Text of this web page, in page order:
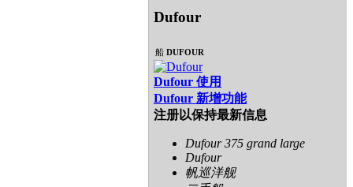
Dufour
船 DUFOUR
Dufour 使用
Dufour 新增功能
注册以保持最新信息
Dufour 375 grand large
Dufour
帆巡洋舰